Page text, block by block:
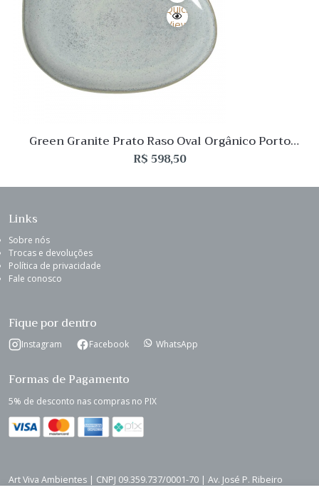
Quick
View
Green Granite Prato Raso Oval Orgânico Porto
Brasil – 06 peças
R$ 598,50
Links
Sobre nós
Trocas e devoluções
Política de privacidade
Fale conosco
Fique por dentro
Instagram Facebook WhatsApp
Formas de Pagamento
5% de desconto nas compras no PIX
Art Viva Ambientes | CNPJ 09.359.737/0001-70 | Av. José P. Ribeiro